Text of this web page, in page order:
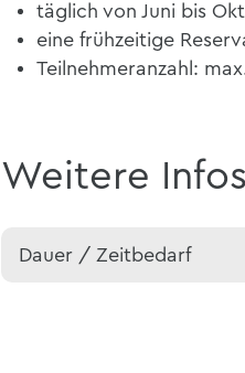
täglich von Juni bis
eine frühzeitige
Teilnehmeranzahl:
Weitere Infos
Dauer / Zeitbedarf